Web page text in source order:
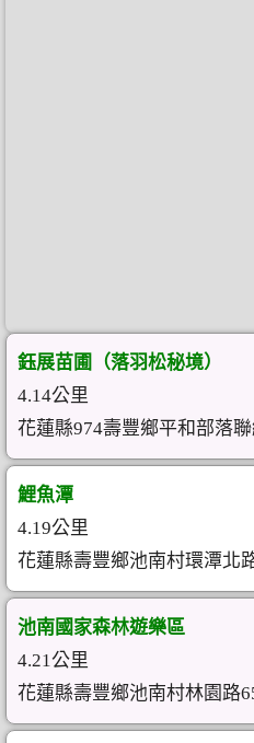
鈺展苗圃（落羽松秘境）
4.14公里
花蓮縣974壽豐鄉平和部落
鯉魚潭
4.19公里
花蓮縣壽豐鄉池南村環潭北
池南國家森林遊樂區
4.21公里
花蓮縣壽豐鄉池南村林園路